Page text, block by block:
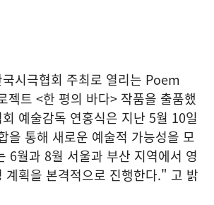
시극협회 주최로 열리는 Poem
젝트 <한 평의 바다> 작품을 출품했
예술감독 연홍식은 지난 5월 10일
을 통해 새로운 예술적 가능성을 모
6월과 8월 서울과 부산 지역에서 영
계획을 본격적으로 진행한다." 고 밝